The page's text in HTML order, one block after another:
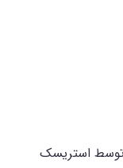
توسط استریسک